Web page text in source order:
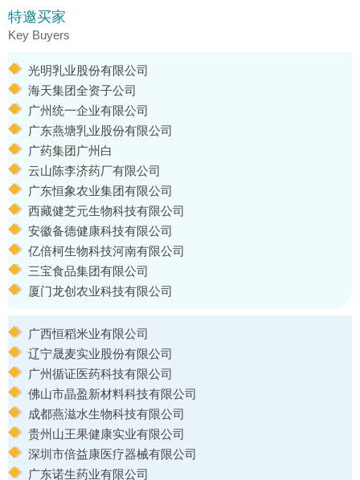
特邀买家
Key Buyers
光明乳业股份有限公司
海天集团全资子公司
广州统一企业有限公司
广东燕塘乳业股份有限公司
广药集团广州白
云山陈李济药厂有限公司
广东恒象农业集团有限公司
西藏健芝元生物科技有限公司
安徽备德健康科技有限公司
亿倍柯生物科技河南有限公司
三宝食品集团有限公司
厦门龙创农业科技有限公司
广西恒稻米业有限公司
辽宁晟麦实业股份有限公司
广州循证医药科技有限公司
佛山市晶盈新材料科技有限公司
成都燕滋水生物科技有限公司
贵州山王果健康实业有限公司
深圳市倍益康医疗器械有限公司
广东诺生药业有限公司